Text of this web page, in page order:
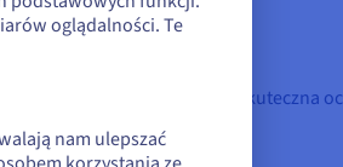
i innymi usługami oraz skuteczna
odpowiednią
oglądalności. Te
nam ulepszać